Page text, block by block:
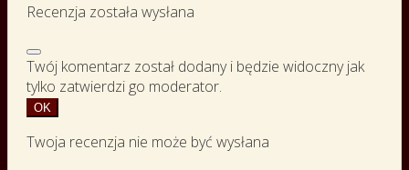
Recenzja została wysłana
Twój komentarz został dodany i będzie widoczny jak
tylko zatwierdzi go moderator.
OK
Twoja recenzja nie może być wysłana